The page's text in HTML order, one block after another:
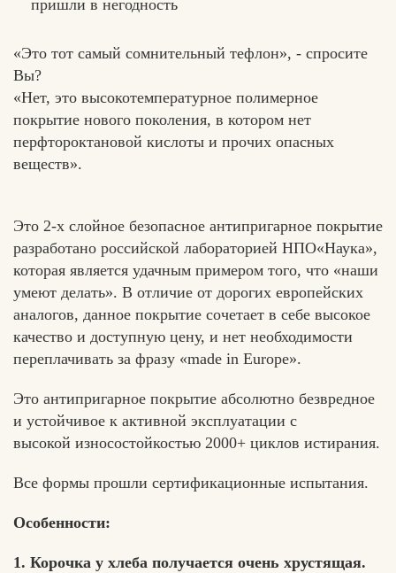
пришли в негодность
«Это тот самый сомнительный тефлон», - спросите
Вы?
«Нет, это высокотемпературное полимерное
покрытие нового поколения, в котором нет
перфтороктановой кислоты и прочих опасных
веществ».
Это 2-х слойное безопасное антипригарное покрытие
разработано российской лабораторией НПО«Наука»,
которая является удачным примером того, что «наши
умеют делать». В отличие от дорогих европейских
аналогов, данное покрытие сочетает в себе высокое
качество и доступную цену, и нет необходимости
переплачивать за фразу «made in Europe».
Это антипригарное покрытие абсолютно безвредное
и устойчивое к активной эксплуатации с
высокой износостойкостью 2000+ циклов истирания.
Все формы прошли сертификационные испытания.
Особенности:
1. Корочка у хлеба получается очень хрустящая.